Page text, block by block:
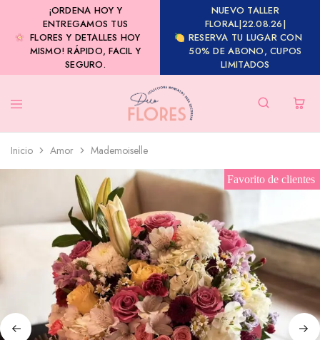
¡ORDENA HOY Y
ENTREGAMOS TUS
FLORES Y DETALLES HOY
MISMO! RÁPIDO, FACIL Y
SEGURO.
NUEVO TALLER
FLORAL|22.08.26|
RESERVA TU LUGAR CON
50% DE ABONO, CUPOS
LIMITADOS
Inicio Amor Mademoiselle
Favorito de clientes